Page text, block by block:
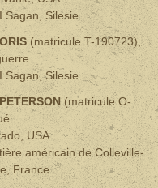
Sagan, Silesie
(matricule T-190723),
Sagan, Silesie
(matriculeO-
USA
américain de Colleville-
France